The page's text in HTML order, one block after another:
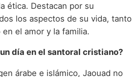
ética. Destacan por su
los aspectos de su vida, tanto
el amor y la familia.
día en el santoral cristiano?
árabe e islámico, Jaouad no